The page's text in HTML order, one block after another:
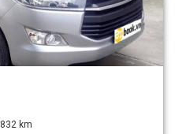
832 km